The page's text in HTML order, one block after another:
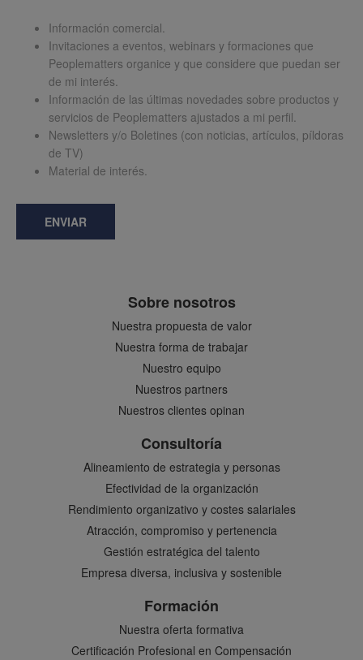
Información comercial.
Invitaciones a eventos, webinars y formaciones que
Peoplematters organice y que considere que puedan ser
de mi interés.
Información de las últimas novedades sobre productos y
servicios de Peoplematters ajustados a mi perfil.
Newsletters y/o Boletines (con noticias, artículos, píldoras
de TV)
Material de interés.
ENVIAR
Sobre nosotros
Nuestra propuesta de valor
Nuestra forma de trabajar
Nuestro equipo
Nuestros partners
Nuestros clientes opinan
Consultoría
Alineamiento de estrategia y personas
Efectividad de la organización
Rendimiento organizativo y costes salariales
Atracción, compromiso y pertenencia
Gestión estratégica del talento
Empresa diversa, inclusiva y sostenible
Formación
Nuestra oferta formativa
Certificación Profesional en Compensación